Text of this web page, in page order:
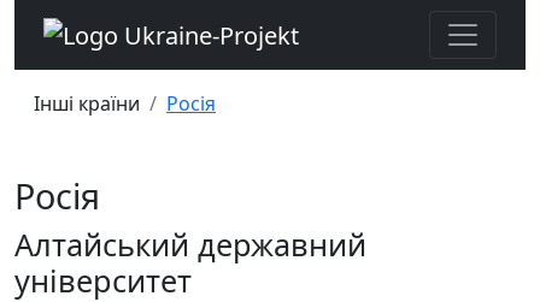
Інші країни Росія
Росія
Алтайський державний
університет